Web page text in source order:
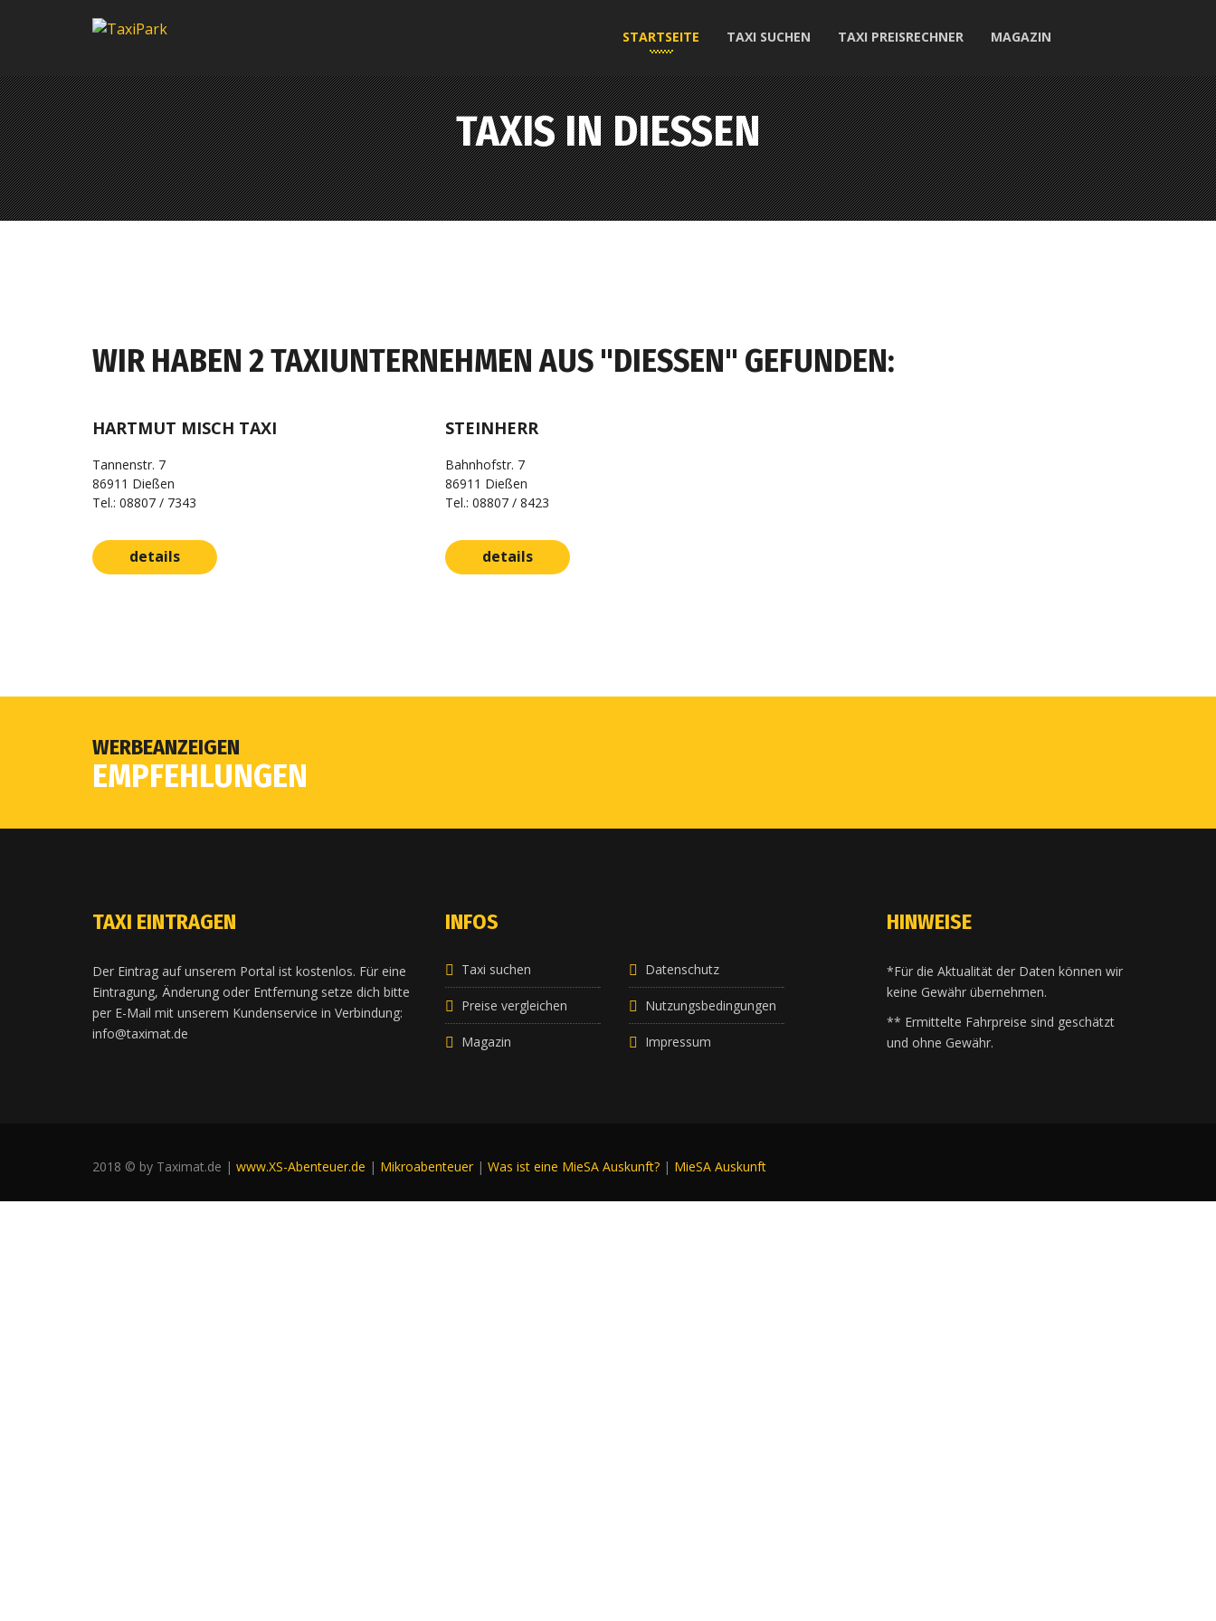
STARTSEITE TAXI SUCHEN TAXI PREISRECHNER MAGAZIN
TAXIS IN DIESSEN
WIR HABEN 2 TAXIUNTERNEHMEN AUS "DIESSEN" GEFUNDEN:
HARTMUT MISCH TAXI
Tannenstr. 7
86911 Dießen
Tel.: 08807 / 7343
details
STEINHERR
Bahnhofstr. 7
86911 Dießen
Tel.: 08807 / 8423
details
WERBEANZEIGEN
EMPFEHLUNGEN
TAXI EINTRAGEN
Der Eintrag auf unserem Portal ist kostenlos. Für eine
Eintragung, Änderung oder Entfernung setze dich bitte
per E-Mail mit unserem Kundenservice in Verbindung:
info@taximat.de
INFOS
Taxi suchen
Preise vergleichen
Magazin
Datenschutz
Nutzungsbedingungen
Impressum
HINWEISE
*Für die Aktualität der Daten können wir
keine Gewähr übernehmen.
** Ermittelte Fahrpreise sind geschätzt
und ohne Gewähr.
2018 © by Taximat.de | www.XS-Abenteuer.de | Mikroabenteuer | Was ist eine MieSA Auskunft? | MieSA Auskunft